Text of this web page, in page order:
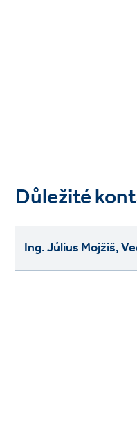
Důležité
Ing. Július Mojžiš,